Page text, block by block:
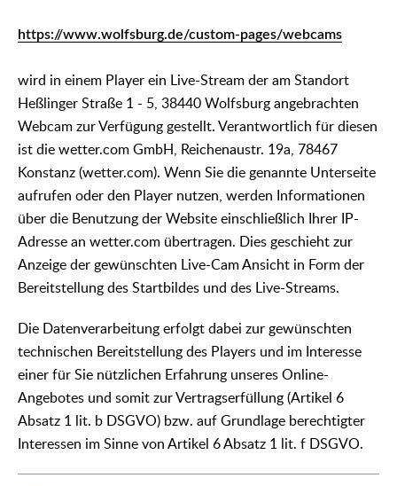
https://www.wolfsburg.de/custom-pages/webcams
wird in einem Player ein Live-Stream der am Standort
Heßlinger Straße 1 - 5, 38440 Wolfsburg angebrachten
Webcam zur Verfügung gestellt. Verantwortlich für diesen
ist die wetter.com GmbH, Reichenaustr. 19a, 78467
Konstanz (wetter.com). Wenn Sie die genannte Unterseite
aufrufen oder den Player nutzen, werden Informationen
über die Benutzung der Website einschließlich Ihrer IP-
Adresse an wetter.com übertragen. Dies geschieht zur
Anzeige der gewünschten Live-Cam Ansicht in Form der
Bereitstellung des Startbildes und des Live-Streams.
Die Datenverarbeitung erfolgt dabei zur gewünschten
technischen Bereitstellung des Players und im Interesse
einer für Sie nützlichen Erfahrung unseres Online-
Angebotes und somit zur Vertragserfüllung (Artikel 6
Absatz 1 lit. b DSGVO) bzw. auf Grundlage berechtigter
Interessen im Sinne von Artikel 6 Absatz 1 lit. f DSGVO.